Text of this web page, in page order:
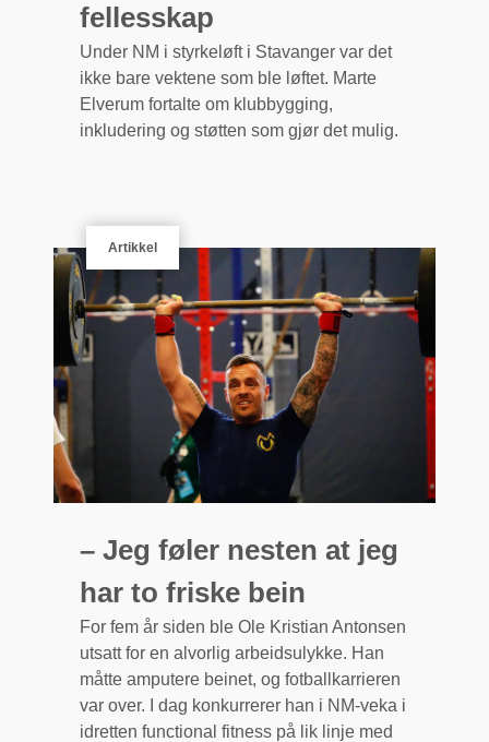
fellesskap
Under NM i styrkeløft i Stavanger var det
ikke bare vektene som ble løftet. Marte
Elverum fortalte om klubbygging,
inkludering og støtten som gjør det mulig.
Artikkel
– Jeg føler nesten at jeg
har to friske bein
For fem år siden ble Ole Kristian Antonsen
utsatt for en alvorlig arbeidsulykke. Han
måtte amputere beinet, og fotballkarrieren
var over. I dag konkurrerer han i NM-veka i
idretten functional fitness på lik linje med